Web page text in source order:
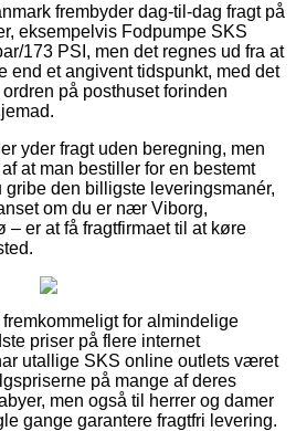
frembyder dag-til-dag fragt på
eksempelvis Fodpumpe SKS
173 PSI, men det regnes ud fra at
end et angivent tidspunkt, med det
på posthuset forinden
yder fragt uden beregning, men
at man bestiller for en bestemt
gribe den billigste leveringsmanér,
om du er nær Viborg,
– er at få fragtfirmaet til at køre
for almindelige
priser på flere internet
utallige SKS online outlets været
på mange af deres
men også til herrer og damer
gange garantere fragtfri levering.